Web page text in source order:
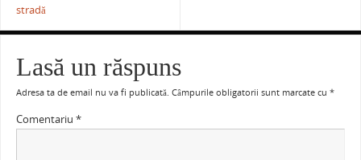
stradă
Lasă un răspuns
Adresa ta de email nu va fi publicată. Câmpurile obligatorii sunt marcate cu *
Comentariu *